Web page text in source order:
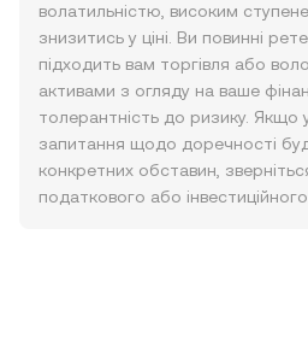
волатильністю, високим
знизитись у ціні. Ви повинні
підходить вам торгівля або
активами з огляду на ваше
толерантність до ризику. Якщо
запитання щодо доречності
конкретних обставин,
податкового або